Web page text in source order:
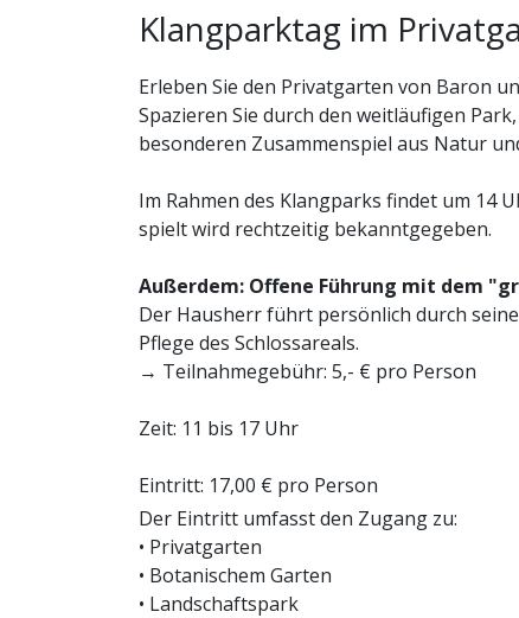
Klangparktag im
Erleben Sie den Privatgarten von Baron
Spazieren Sie durch den weitläufigen
besonderen Zusammenspiel aus Natur
Im Rahmen des Klangparks findet um 14
spielt wird rechtzeitig bekanntgegeben.
Außerdem: Offene Führung mit dem
Der Hausherr führt persönlich durch
Pflege des Schlossareals.
→ Teilnahmegebühr: 5,- € pro Person
Zeit: 11 bis 17 Uhr
Eintritt: 17,00 € pro Person
Der Eintritt umfasst den Zugang zu:
• Privatgarten
• Botanischem Garten
• Landschaftspark